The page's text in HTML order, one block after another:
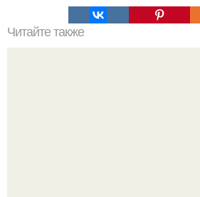
Читайте также